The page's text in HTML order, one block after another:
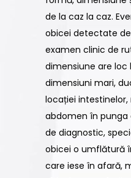
de la caz la caz.
obicei detectate
examen clinic de
dimensiune are
dimensiuni mari,
locației
abdomen în punga
de diagnostic,
obicei o umflătură
care iese în afară,